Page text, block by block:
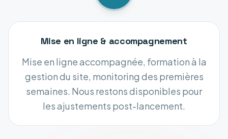
Mise en ligne & accompagnement
Mise en ligne accompagnée, formation à la
gestion du site, monitoring des premières
semaines. Nous restons disponibles pour
les ajustements post-lancement.